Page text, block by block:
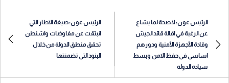
الرئيس عون: لا صحة لما يشاع
عن الرغبة في اقالة قائد الجيش
وقادة الأجهزة الأمنية ودورهم
اساسي في حفظ الامن وبسط
سيادة الدولة
الرئيس عون: صيغة الاطار التي
انبثقت عن مفاوضات واشنطن
تحقق منطق الدولة من خلال
البنود التي تضمنتها